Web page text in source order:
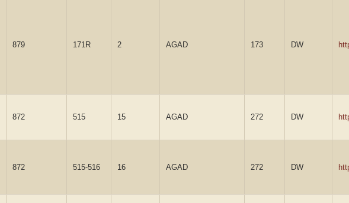
879 171R 2 AGAD 173 DW
872 515 15 AGAD 272 DW
872 515-516 16 AGAD 272 DW